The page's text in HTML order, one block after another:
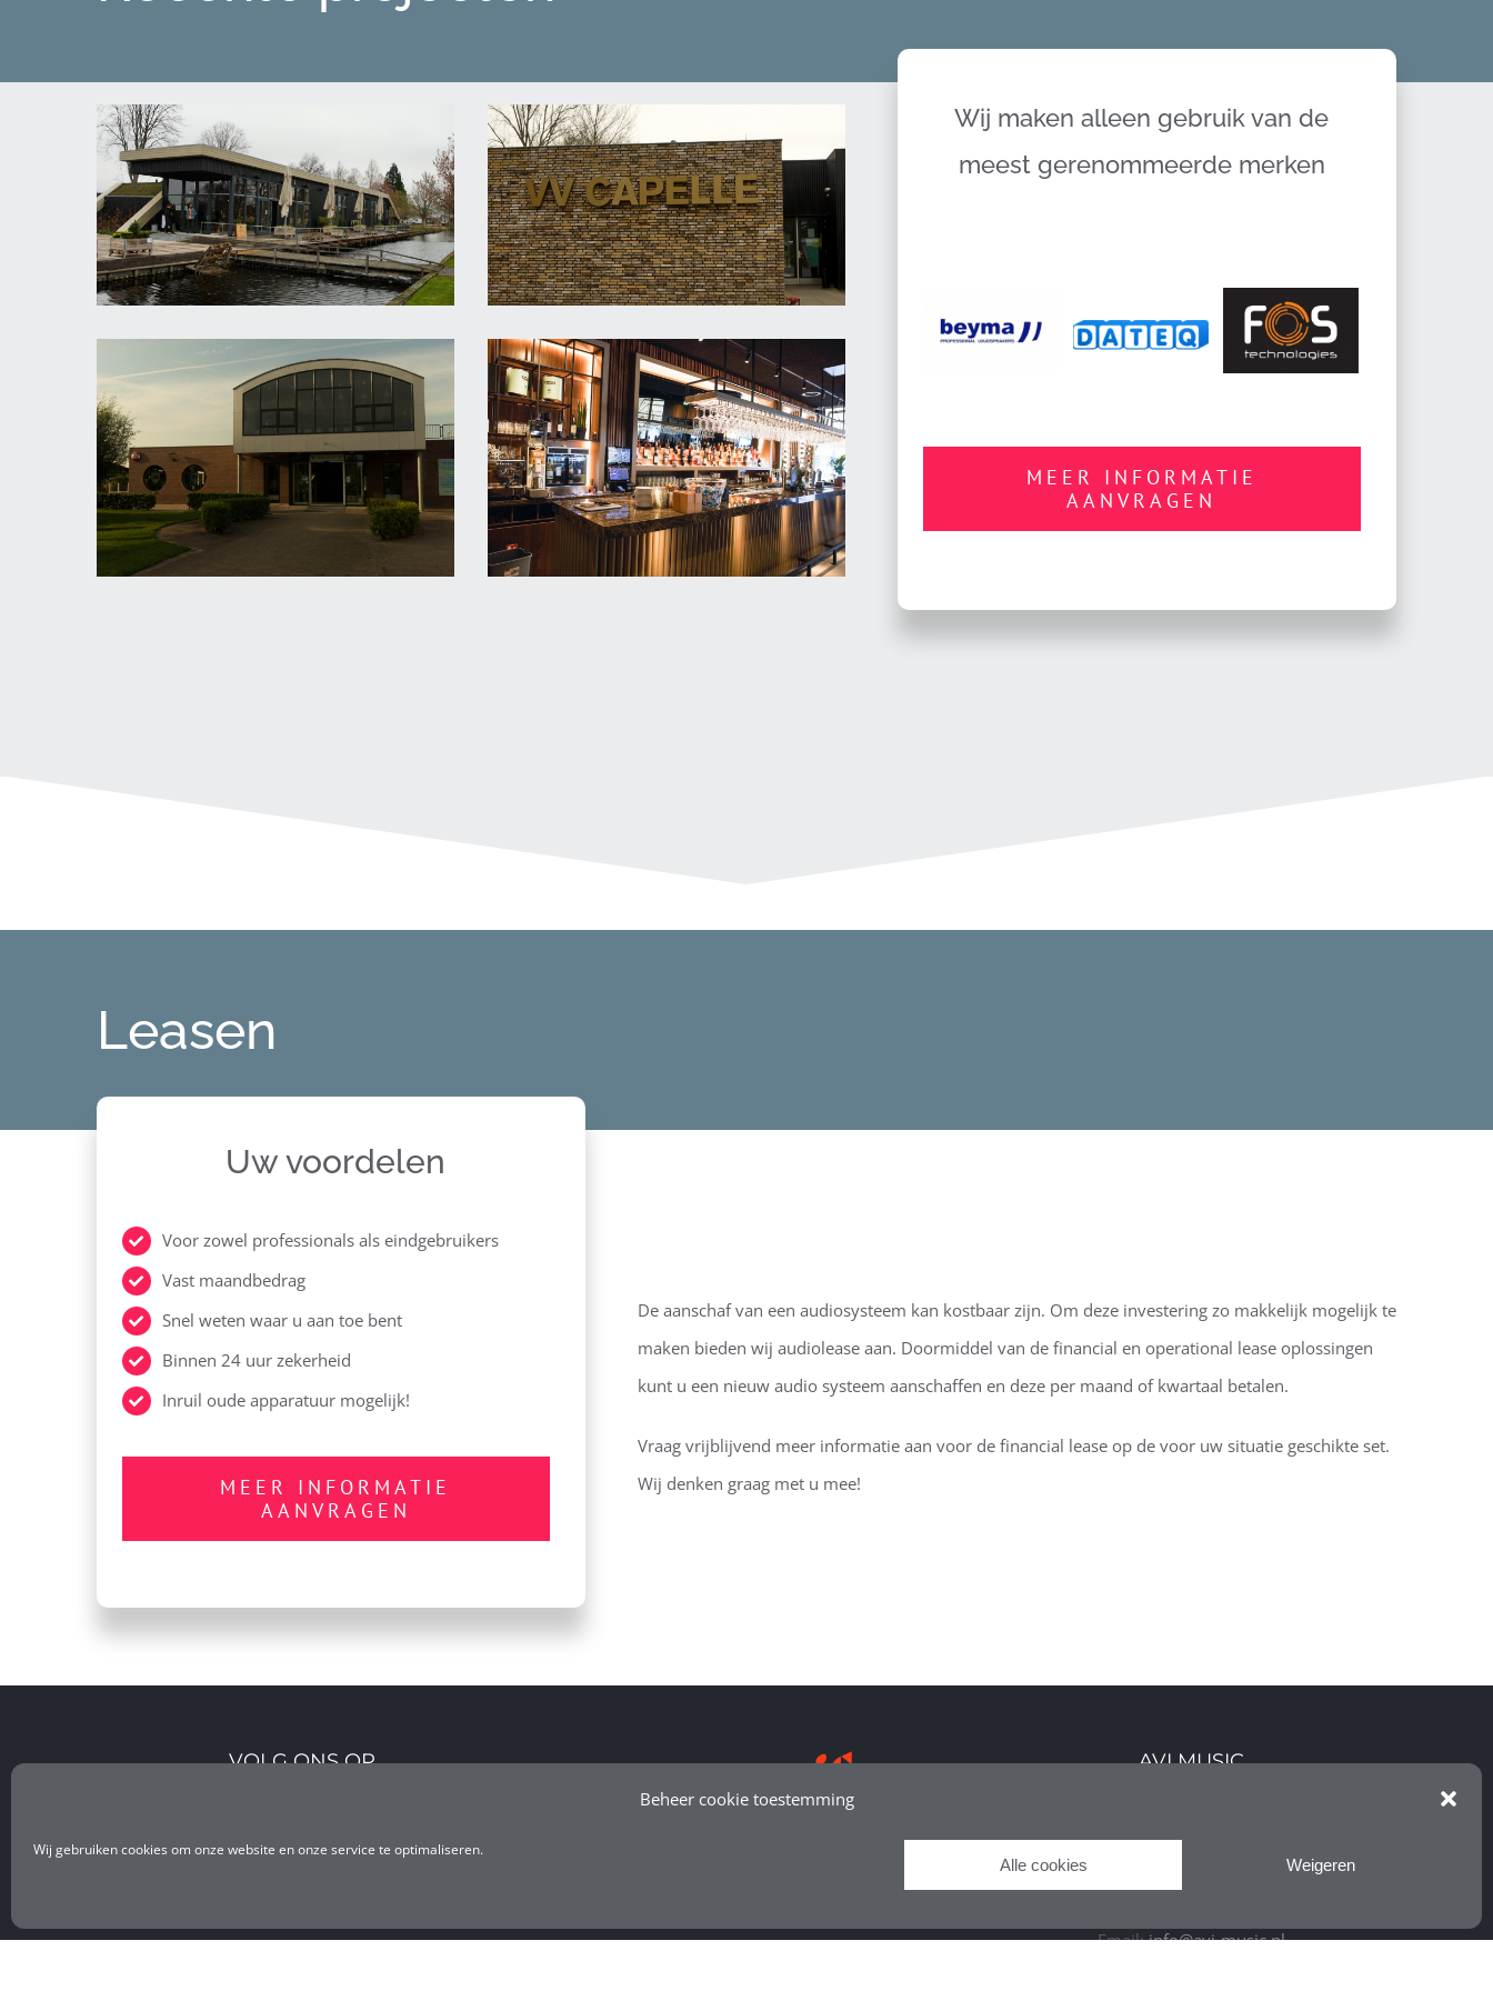
Beheer cookie toestemming
Wij gebruiken cookies om onze website en onze service te optimaliseren.
Alle cookies Weigeren
BUCK Bar Kitchen VV Capelle
Wij maken alleen gebruik van de
meest gerenommeerde merken
MEER INFORMATIE
AANVRAGEN
Leasen
Uw voordelen
Voor zowel professionals als eindgebruikers
Vast maandbedrag
Snel weten waar u aan toe bent
Binnen 24 uur zekerheid
Inruil oude apparatuur mogelijk!
MEER INFORMATIE
AANVRAGEN
De aanschaf van een audiosysteem kan kostbaar zijn. Om deze investering zo makkelijk mogelijk te
maken bieden wij audiolease aan. Doormiddel van de financial en operational lease oplossingen
kunt u een nieuw audio systeem aanschaffen en deze per maand of kwartaal betalen.
Vraag vrijblijvend meer informatie aan voor de financial lease op de voor uw situatie geschikte set.
Wij denken graag met u mee!
VOLG ONS OP AVI MUSIC
Email:info@avi-music.nl